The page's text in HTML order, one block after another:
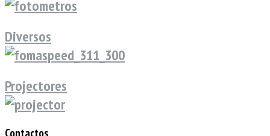
Diversos
Projectores
Contactos